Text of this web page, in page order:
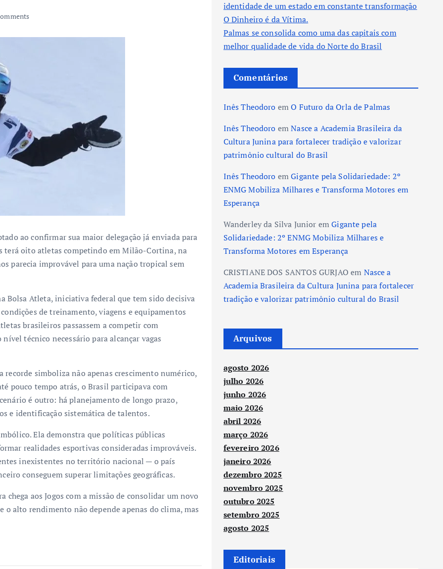
ao confirmar sua maior delegação já enviada para
terá oito atletas competindo em Milão-Cortina, na
parecia improvável para uma nação tropical sem
Bolsa Atleta, iniciativa federal que tem sido decisiva
de treinamento, viagens e equipamentos
brasileiros passassem a competir com
técnico necessário para alcançar vagas
recorde simboliza não apenas crescimento numérico,
pouco tempo atrás, o Brasil participava com
é outro: há planejamento de longo prazo,
e identificação sistemática de talentos.
Ela demonstra que políticas públicas
realidades esportivas consideradas improváveis.
inexistentes no território nacional — o país
conseguem superar limitações geográficas.
aos Jogos com a missão de consolidar um novo
alto rendimento não depende apenas do clima, mas
identidade de um estado em constante transformação
O Dinheiro é da Vítima.
Palmas se consolida como uma das capitais com
melhor qualidade de vida do Norte do Brasil
Comentários
Inês Theodoro emO Futuro da Orla de Palmas
Inês Theodoro emNasce a Academia Brasileira da
Cultura Junina para fortalecer tradição e valorizar
patrimônio cultural do Brasil
Inês Theodoro emGigante pela Solidariedade: 2º
ENMG Mobiliza Milhares e Transforma Motores em
Esperança
Wanderley da Silva Junior emGigante pela
Solidariedade: 2º ENMG Mobiliza Milhares e
Transforma Motores em Esperança
CRISTIANE DOS SANTOS GURJAO em Nasce a
Academia Brasileira da Cultura Junina para fortalecer
tradição e valorizar patrimônio cultural do Brasil
Arquivos
agosto 2026
julho 2026
junho 2026
maio 2026
abril 2026
março 2026
fevereiro 2026
janeiro 2026
dezembro 2025
novembro 2025
outubro 2025
setembro 2025
agosto 2025
Editoriais